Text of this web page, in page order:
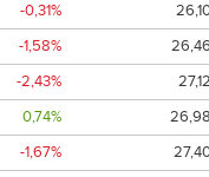
-0,31%
-1,58%
-2,43%
0,74%
-1,67%